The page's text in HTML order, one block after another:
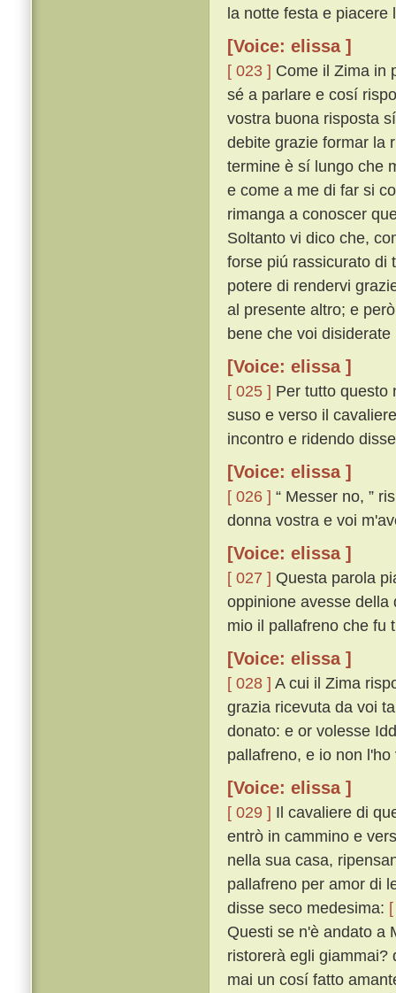
la notte festa e piacere
[Voice: elissa ]
[ 023 ] Come il Zima in
sé a parlare e cosí
vostra buona risposta
debite grazie formar la
termine è sí lungo che
e come a me di far si
rimanga a conoscer
Soltanto vi dico che,
forse piú rassicurato di
potere di rendervi
al presente altro; e
bene che voi
[Voice: elissa ]
[ 025 ] Per tutto questo
suso e verso il
incontro e ridendo
[Voice: elissa ]
[ 026 ] “ Messer no, ”
donna vostra e voi
[Voice: elissa ]
[ 027 ] Questa parola
oppinione avesse della
mio il pallafreno che fu
[Voice: elissa ]
[ 028 ] A cui il Zima
grazia ricevuta da voi
donato: e or volesse
pallafreno, e io non l'ho
[Voice: elissa ]
[ 029 ] Il cavaliere di
entrò in cammino e
nella sua casa,
pallafreno per amor di
disse seco medesima:
Questi se n'è andato a
ristorerà egli giammai?
mai un cosí fatto